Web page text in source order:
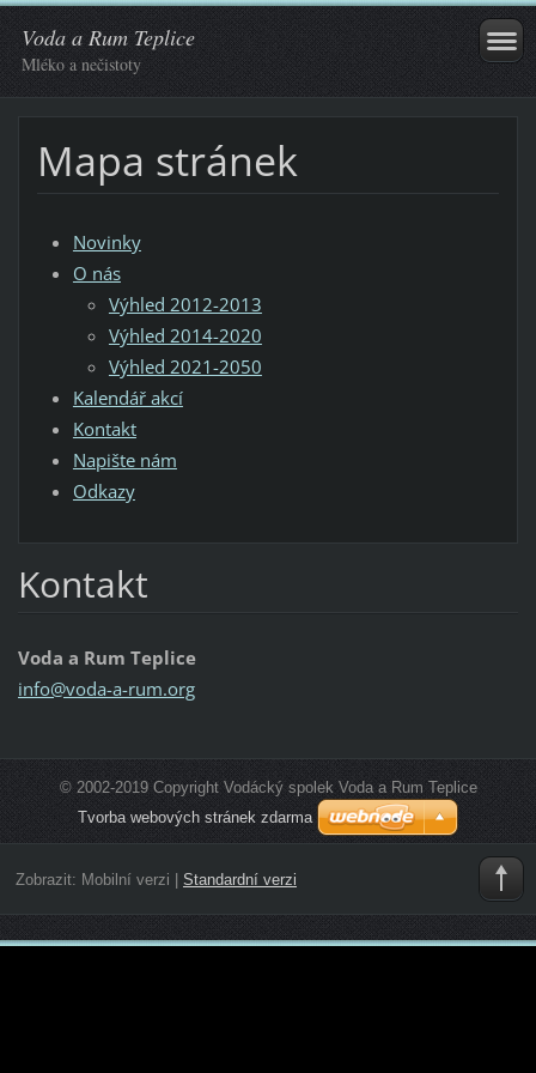
Voda a Rum Teplice
Mléko a nečistoty
Mapa stránek
Novinky
O nás
Výhled 2012-2013
Výhled 2014-2020
Výhled 2021-2050
Kalendář akcí
Kontakt
Napište nám
Odkazy
Kontakt
Voda a Rum Teplice
info@voda-a-rum.org
© 2002-2019 Copyright Vodácký spolek Voda a Rum Teplice
Tvorba webových stránek zdarma
Zobrazit: Mobilní verzi Standardní verzi